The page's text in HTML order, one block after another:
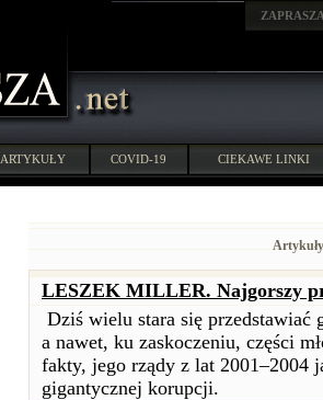
ARTYKUŁY COVID-19 CIEKAWE LINKI
LESZEK MILLER. Najgorszy
Dziś wielu stara się
a nawet, ku zaskoczeniu, części
fakty, jego rządy z lat 2001–2004
gigantycznej korupcji.